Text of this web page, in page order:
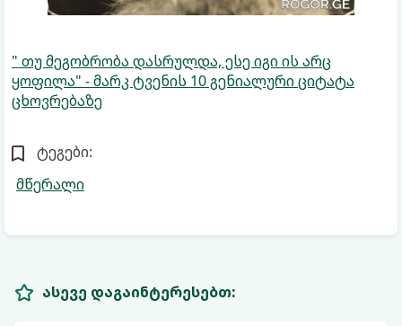
" თუ მეგობრობა დასრულდა, ესე იგი ის არც
ყოფილა" - მარკ ტვენის 10 გენიალური ციტატა
ცხოვრებაზე
ტეგები:
მწერალი
ასევე დაგაინტერესებთ: